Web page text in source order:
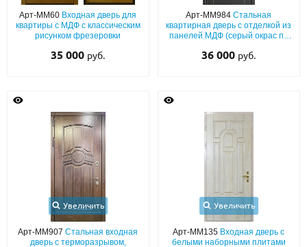
С реечным дизайном(29)
ПО НАЗНАЧЕНИЮ
ПО ОСОБЕННОСТЯМ
Популярные двери
Двери со скидкой
ДВЕРИ С ТЕРМОРАЗРЫВОМ
Арт-ММ60 Входная дверь для
квартиры с МДФ с классическим
рисунком фрезеровки
35 000 руб.
Арт-ММ984Стальная
квартирная дверь с отделкой из
панелей МДФ (серый окрас по
«классика»
36 000 руб.
Увеличить
Арт-ММ907Стальная входная
дверь с терморазрывом,
Увеличить
Арт-ММ135 Входная дверь с
белыми наборными плитами